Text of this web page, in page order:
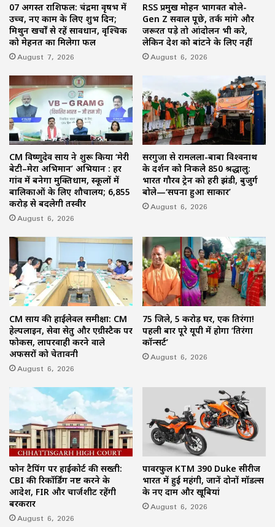
07 अगस्त राशिफल: चंद्रमा वृषभ में
उच्च, नए काम के लिए शुभ दिन;
मिथुन खर्चों से रहें सावधान, वृश्चिक
को मेहनत का मिलेगा फल
August 7, 2026
RSS प्रमुख मोहन भागवत बोले-
Gen Z सवाल पूछे, तर्क मांगे और
जरूरत पड़े तो आंदोलन भी करे,
लेकिन देश को बांटने के लिए नहीं
August 6, 2026
CM विष्णुदेव साय ने शुरू किया ‘मेरी
बेटी–मेरा अभिमान’ अभियान : हर
गांव में बनेगा मुक्तिधाम, स्कूलों में
बालिकाओं के लिए शौचालय; 6,855
करोड़ से बदलेगी तस्वीर
August 6, 2026
सरगुजा से रामलला-बाबा विश्वनाथ
के दर्शन को निकले 850 श्रद्धालु:
भारत गौरव ट्रेन को हरी झंडी, बुजुर्ग
बोले—‘सपना हुआ साकार’
August 6, 2026
CM साय की हाईलेवल समीक्षा: CM
हेल्पलाइन, सेवा सेतु और एग्रीस्टैक पर
फोकस, लापरवाही करने वाले
अफसरों को चेतावनी
August 6, 2026
75 जिले, 5 करोड़ घर, एक तिरंगा!
पहली बार पूरे यूपी में होगा ‘तिरंगा
कॉन्सर्ट’
August 6, 2026
फोन टैपिंग पर हाईकोर्ट की सख्ती:
CBI की रिकॉर्डिंग नष्ट करने के
आदेश, FIR और चार्जशीट रहेंगी
बरकरार
August 6, 2026
पावरफुल KTM 390 Duke सीरीज
भारत में हुई महंगी, जानें दोनों मॉडल्स
के नए दाम और खूबियां
August 6, 2026